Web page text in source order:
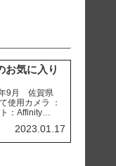
お気に入り
年9月 佐賀県
使用カメラ ：
：Affinity
レグリアガー
用カメラ ：
2023.01.17